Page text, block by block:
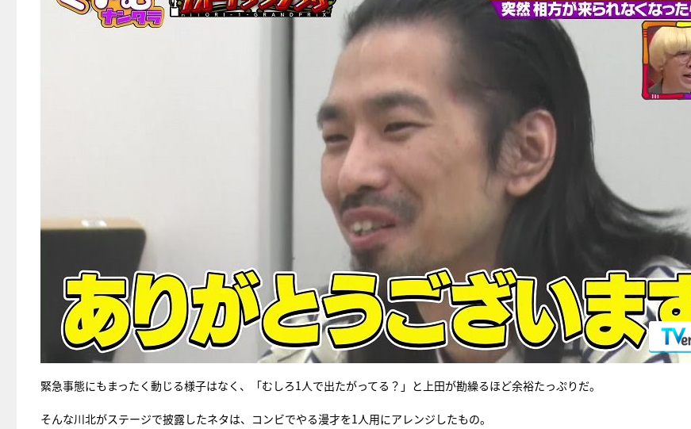
緊急事態にもまったく動じる様子はなく、「むしろ1人で出たがってる？」と上田が勘繰るほど余裕たっぷりだ。
そんな川北がステージで披露したネタは、コンビでやる漫才を1人用にアレンジしたもの。